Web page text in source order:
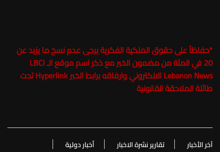
*حفاظاً على حقوق الملكية الفكرية يرجى عدم نسخ ما يزيد عن
20 في المئة من مضمون الخبر مع ذكر اسم موقع الـ LBCI
Lebanon News الالكتروني وارفاقه برابط الخبر Hyperlink تحت
طائلة الملاحقة القانونية
آخر الأخبار تقارير نشرة الاخبار
أخبار دولية